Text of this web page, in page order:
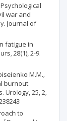
war and
Journal of
fatigue in
28(1), 2-9.
M.M.,
burnout
25, 2,
to